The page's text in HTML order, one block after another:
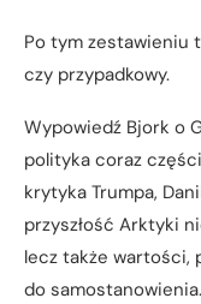
Po tym zestawieniu
czy przypadkowy.
Wypowiedź Bjork o
polityka coraz
krytyka Trumpa,
przyszłość Arktyki
lecz także wartości,
do samostanowienia.